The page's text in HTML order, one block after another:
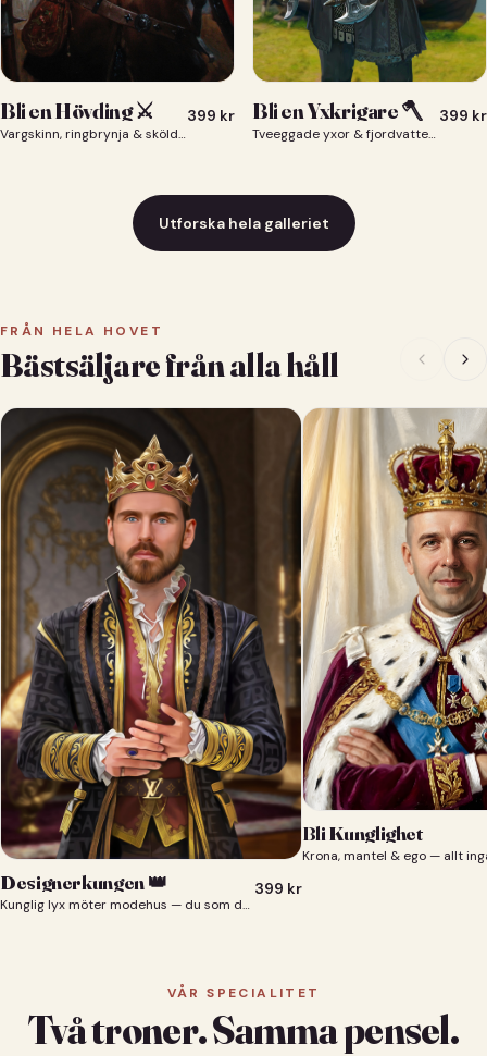
Bli en Hövding ⚔️
Vargskinn, ringbrynja & sköld — du som nordisk krigsherre ⚔️
399 kr Bli en Yxkrigare 🪓
Tveeggade yxor & fjordvatten bakom dig 🪓
399 kr
Utforska hela galleriet
FRÅN HELA HOVET
Bästsäljare från alla håll
Designerkungen 👑
Kunglig lyx möter modehus — du som designerkung 👑
399 kr
Bli Kunglighet
Krona, mantel & ego — allt
VÅR SPECIALITET
Två troner. Samma pensel.